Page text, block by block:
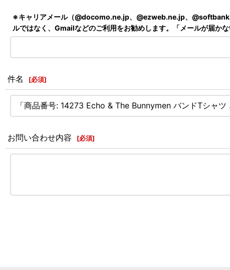
※キャリアメール（@docomo.ne.jp、@ezweb.ne.jp、
ルではなく、Gmailなどのご利用をお勧めします。「メールが届か
件名 [必須]
お問い合わせ内容 [必須]